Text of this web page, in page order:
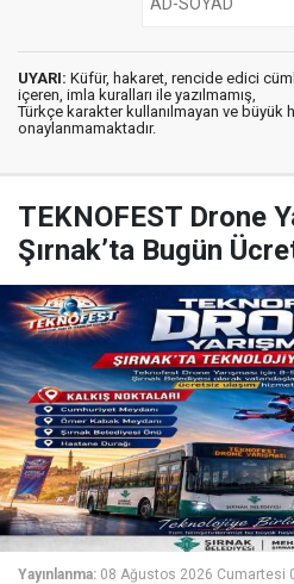
UYARI: Küfür, hakaret, rencide edici
içeren, imla kuralları ile yazılmamış,
Türkçe karakter kullanılmayan ve büyük
onaylanmamaktadır.
TEKNOFEST Drone
Şırnak’ta Bugün
Yayınlanma: 08 Ağustos 2026 Cumartesi